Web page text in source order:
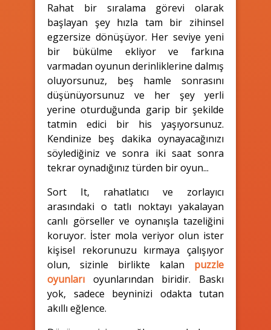
Rahat bir sıralama görevi olarak
başlayan şey hızla tam bir zihinsel
egzersize dönüşüyor. Her seviye yeni
bir bükülme ekliyor ve farkına
varmadan oyunun derinliklerine dalmış
oluyorsunuz, beş hamle sonrasını
düşünüyorsunuz ve her şey yerli
yerine oturduğunda garip bir şekilde
tatmin edici bir his yaşıyorsunuz.
Kendinize beş dakika oynayacağınızı
söylediğiniz ve sonra iki saat sonra
tekrar oynadığınız türden bir oyun...
Sort It, rahatlatıcı ve zorlayıcı
arasındaki o tatlı noktayı yakalayan
canlı görseller ve oynanışla tazeliğini
koruyor. İster mola veriyor olun ister
kişisel rekorunuzu kırmaya çalışıyor
olun, sizinle birlikte kalan puzzle
oyunları oyunlarından biridir. Baskı
yok, sadece beyninizi odakta tutan
akıllı eğlence.